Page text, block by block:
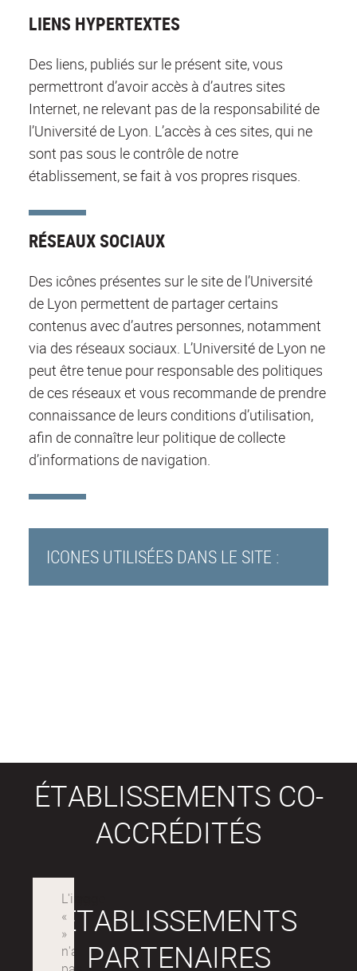
LIENS HYPERTEXTES
Des liens, publiés sur le présent site, vous
permettront d’avoir accès à d’autres sites
Internet, ne relevant pas de la responsabilité de
l’Université de Lyon. L’accès à ces sites, qui ne
sont pas sous le contrôle de notre
établissement, se fait à vos propres risques.
RÉSEAUX SOCIAUX
Des icônes présentes sur le site de l’Université
de Lyon permettent de partager certains
contenus avec d’autres personnes, notamment
via des réseaux sociaux. L’Université de Lyon ne
peut être tenue pour responsable des politiques
de ces réseaux et vous recommande de prendre
connaissance de leurs conditions d’utilisation,
afin de connaître leur politique de collecte
d’informations de navigation.
ICONES UTILISÉES DANS LE SITE :
ÉTABLISSEMENTS CO-
ACCRÉDITÉS
ÉTABLISSEMENTS
PARTENAIRES